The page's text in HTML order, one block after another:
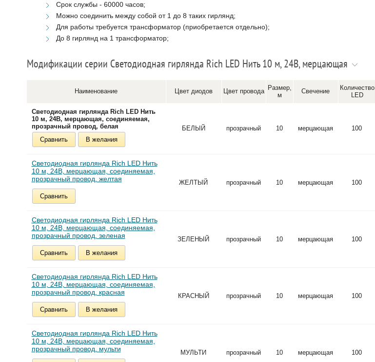
Срок службы - 60000 часов;
Можно соединить между собой от 1 до 8 таких гирлянд;
Для работы требуется трансформатор (приобретается отдельно);
До 8 гирлянд на 1 трансформатор;
Модификации серии Светодиодная гирлянда Rich LED Нить 10 м, 24В, мерцающая
Наименование Цвет диодов Цвет провода
Размер,
м
Свечение
Количество
LED
Светодиодная гирлянда Rich LED Нить
10 м, 24В, мерцающая, соединяемая,
прозрачный провод, белая
Сравнить
В желания
БЕЛЫЙ прозрачный 10 мерцающая 100
Светодиодная гирлянда Rich LED Нить
10 м, 24В, мерцающая, соединяемая,
прозрачный провод, желтая
Сравнить
ЖЕЛТЫЙ прозрачный 10 мерцающая 100
Светодиодная гирлянда Rich LED Нить
10 м, 24В, мерцающая, соединяемая,
прозрачный провод, зеленая
Сравнить В желания
ЗЕЛЕНЫЙ прозрачный 10 мерцающая 100
Светодиодная гирлянда Rich LED Нить
10 м, 24В, мерцающая, соединяемая,
прозрачный провод, красная
Сравнить В желания
КРАСНЫЙ прозрачный 10 мерцающая 100
Светодиодная гирлянда Rich LED Нить
10 м, 24В, мерцающая, соединяемая,
прозрачный провод, мульти
МУЛЬТИ прозрачный 10 мерцающая 100